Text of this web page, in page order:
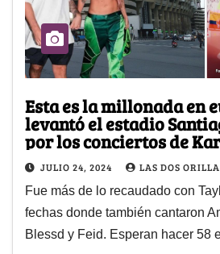
Esta es la millonada en
levantó el estadio
por los conciertos de
JULIO 24, 2024 LAS DOS
Fue más de lo recaudado con
fechas donde también cantaron
Blessd y Feid. Esperan hacer 58